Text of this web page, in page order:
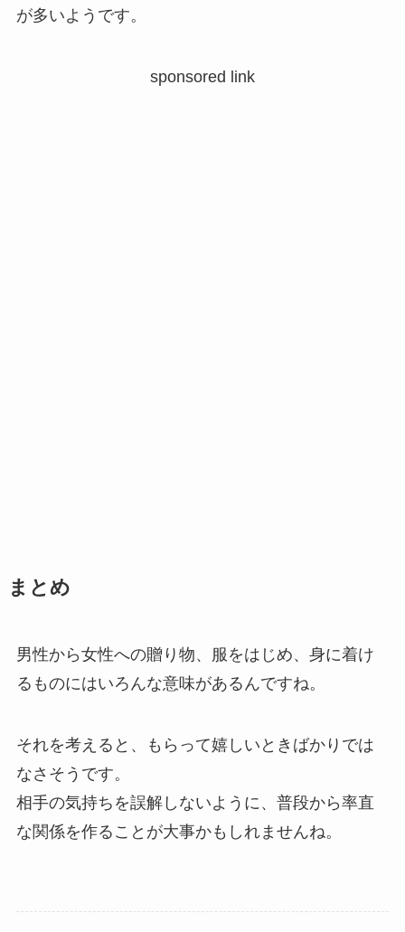
が多いようです。
sponsored link
まとめ
男性から女性への贈り物、服をはじめ、身に着け
るものにはいろんな意味があるんですね。
それを考えると、もらって嬉しいときばかりでは
なさそうです。
相手の気持ちを誤解しないように、普段から率直
な関係を作ることが大事かもしれませんね。